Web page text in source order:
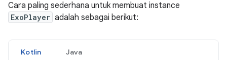
Cara paling sederhana untuk membuat instance
ExoPlayer adalah sebagai berikut:
Kotlin Java